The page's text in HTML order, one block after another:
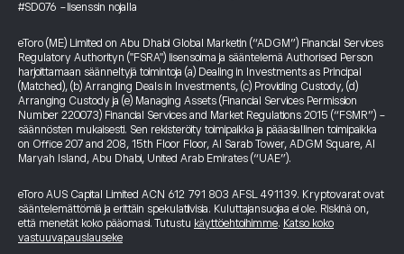
#SD076 -lisenssin nojalla
eToro (ME) Limited on Abu Dhabi Global Marketin (“ADGM”) Financial Services
Regulatory Authorityn ("FSRA") lisensoima ja sääntelemä Authorised Person
harjoittamaan säänneltyjä toimintoja (a) Dealing in Investments as Principal
(Matched), (b) Arranging Deals in Investments, (c) Providing Custody, (d)
Arranging Custody ja (e) Managing Assets (Financial Services Permission
Number 220073) Financial Services and Market Regulations 2015 (“FSMR”) -
säännösten mukaisesti. Sen rekisteröity toimipaikka ja pääasiallinen toimipaikka
on Office 207 and 208, 15th Floor Floor, Al Sarab Tower, ADGM Square, Al
Maryah Island, Abu Dhabi, United Arab Emirates (“UAE”).
eToro AUS Capital Limited ACN 612 791 803 AFSL 491139. Kryptovarat ovat
sääntelemättömiä ja erittäin spekulatiivisia. Kuluttajansuojaa ei ole. Riskinä on,
että menetät koko pääomasi. Tutustu käyttöehtoihimme. Katso koko
vastuuvapauslauseke